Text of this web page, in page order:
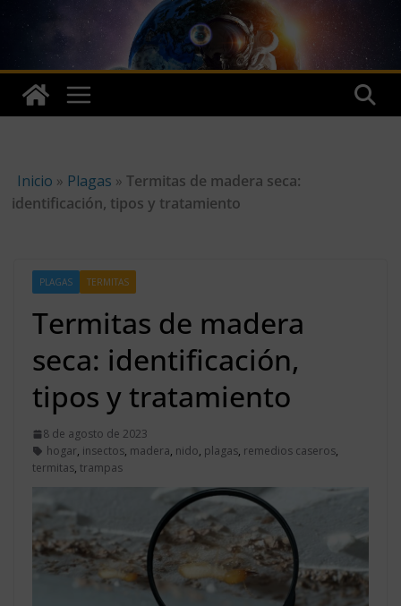
Skip
Inicio » Plagas »Termitas de madera seca:
identificación, tipos y tratamiento
PLAGAS TERMITAS
Termitas de madera
seca: identificación,
tipos y tratamiento
8 de agosto de 2023
hogar, insectos, madera, nido, plagas, remedios caseros,
termitas, trampas